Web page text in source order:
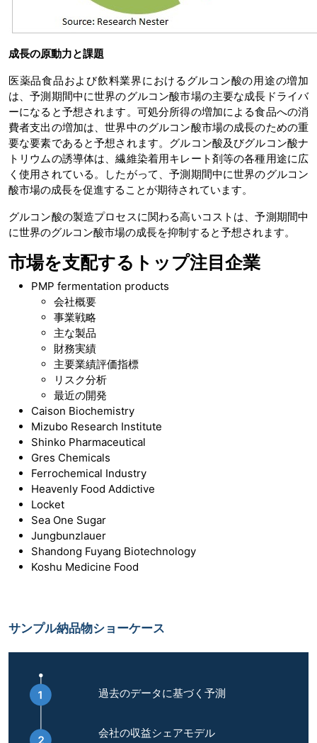
成長の原動力と課題
医薬品食品および飲料業界におけるグルコン酸の用途の増加
は、予測期間中に世界のグルコン酸市場の主要な成長ドライバ
ーになると予想されます。可処分所得の増加による食品への消
費者支出の増加は、世界中のグルコン酸市場の成長のための重
要な要素であると予想されます。グルコン酸及びグルコン酸ナ
トリウムの誘導体は、繊維染着用キレート剤等の各種用途に広
く使用されている。したがって、予測期間中に世界のグルコン
酸市場の成長を促進することが期待されています。
グルコン酸の製造プロセスに関わる高いコストは、予測期間中
に世界のグルコン酸市場の成長を抑制すると予想されます。
市場を支配するトップ注目企業
PMP fermentation products
会社概要
事業戦略
主な製品
財務実績
主要業績評価指標
リスク分析
最近の開発
Caison Biochemistry
Mizubo Research Institute
Shinko Pharmaceutical
Gres Chemicals
Ferrochemical Industry
Heavenly Food Addictive
Locket
Sea One Sugar
Jungbunzlauer
Shandong Fuyang Biotechnology
Koshu Medicine Food
サンプル納品物ショーケース
過去のデータに基づく予測
会社の収益シェアモデル